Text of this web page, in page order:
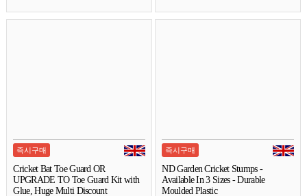
즉시구매
Cricket Bat Toe Guard OR
UPGRADE TO Toe Guard Kit with
Glue, Huge Multi Discount
즉시구매
ND Garden Cricket Stumps -
Available In 3 Sizes - Durable
Moulded Plastic